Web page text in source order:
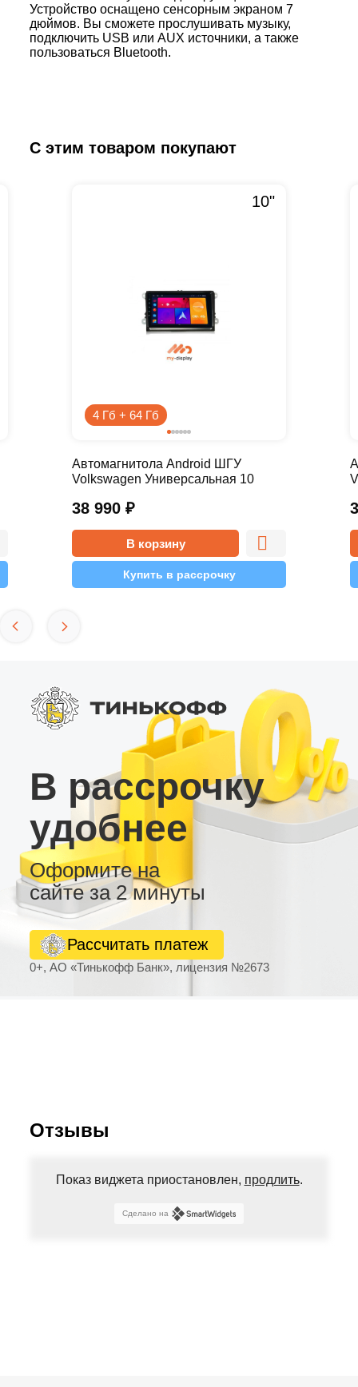
Устройство оснащено сенсорным экраном 7
дюймов. Вы сможете прослушивать музыку,
подключить USB или AUX источники, а также
пользоваться Bluetooth.
С этим товаром покупают
4 Гб + 64 Гб
10"
38 990 ₽
Автомагнитола Android ШГУ
Volkswagen Универсальная 10
В корзину
Купить в рассрочку
В рассрочку
удобнее
Оформите на
сайте за 2 минуты
0+, АО «Тинькофф Банк», лицензия №2673
Рассчитать платеж
Отзывы
Показ виджета приостановлен, продлить.
Сделано на